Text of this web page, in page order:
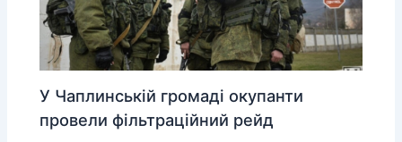
У Чаплинській громаді окупанти
провели фільтраційний рейд